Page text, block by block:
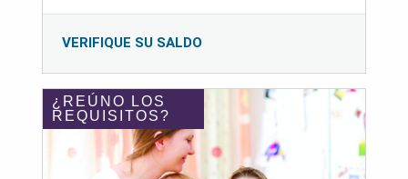
VERIFIQUE SU SALDO
¿REÚNO LOS
REQUISITOS?